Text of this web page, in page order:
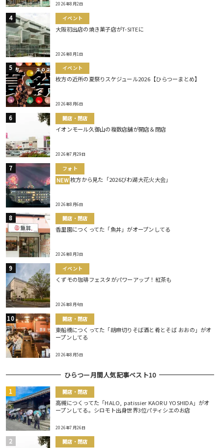
2026年8月2日
イベント
大阪初出店の焼き菓子店がT-SITEに
2026年8月1日
イベント
枚方の近所の夏祭りスケジュール2026【ひらつーまとめ】
2026年8月6日
開店・閉店
イオンモール久御山の複数店舗が開店＆閉店
2026年7月29日
フォト
NEW 枚方から見た「2026びわ湖大花火大会」
2026年8月6日
開店・閉店
香里園につくってた「魚丼」がオープンしてる
2026年8月3日
イベント
くずモの珈琲フェスタがパワーアップ！紅茶も
2026年8月4日
開店・閉店
東船橋につくってた「胡麻切りそば酒と肴とそば おおの」がオ
ープンしてる
2026年8月5日
ひらつー月間人気記事ベスト10
開店・閉店
高槻につくってた「HALO, patissier KAORU YOSHIDA」がオ
ープンしてる。シロモト出身世界3位パティシエのお店
2026年7月26日
開店・閉店